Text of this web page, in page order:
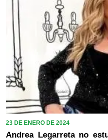
23 DE ENERO DE 2024
Andrea Legarreta no